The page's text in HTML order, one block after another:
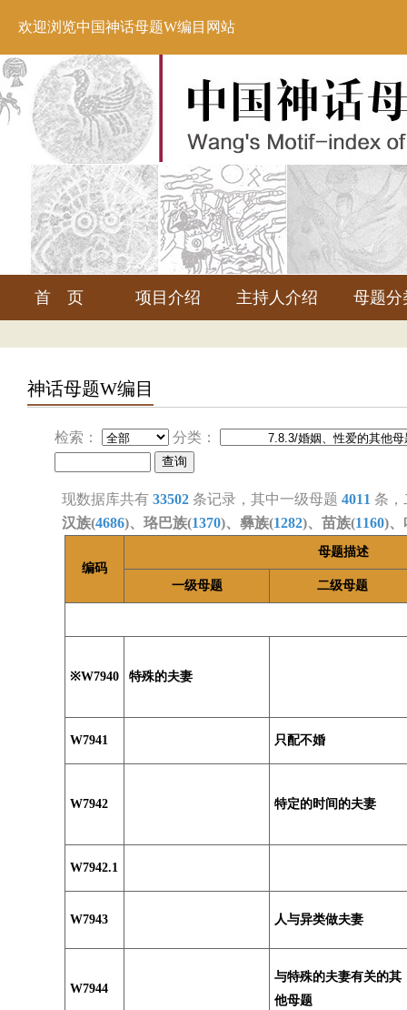
欢迎浏览中国神话母题W编目网站
首 页 项目介绍 主持人介绍 母题分
神话母题W编目
检索： 分类：
现数据库共有 33502 条记录，其中一级母题 4011 条
汉族(4686)、珞巴族(1370)、彝族(1282)、苗族(1160)、
编码
母题描述
一级母题 二级母题
※W7940 特殊的夫妻
W7941 只配不婚
W7942 特定的时间的夫妻
W7942.1
W7943 人与异类做夫妻
W7944
与特殊的夫妻有关的其
他母题